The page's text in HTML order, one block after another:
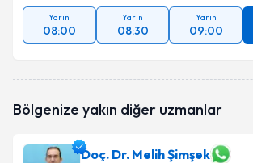
Yarın
08:00
Yarın
08:30
Yarın
09:00
Bölgenize yakın diğer uzmanlar
Doç. Dr. Melih Şimşek